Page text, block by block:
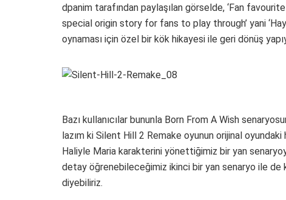
dpanim tarafından paylaşılan görselde, ‘Fan
special origin story for fans to play through’ yani
oynaması için özel bir kök hikayesi ile geri dönüş
Bazı kullanıcılar bununla Born From A Wish
lazım ki Silent Hill 2 Remake oyunun orijinal
Haliyle Maria karakterini yönettiğimiz bir yan
detay öğrenebileceğimiz ikinci bir yan senaryo ile de
diyebiliriz.